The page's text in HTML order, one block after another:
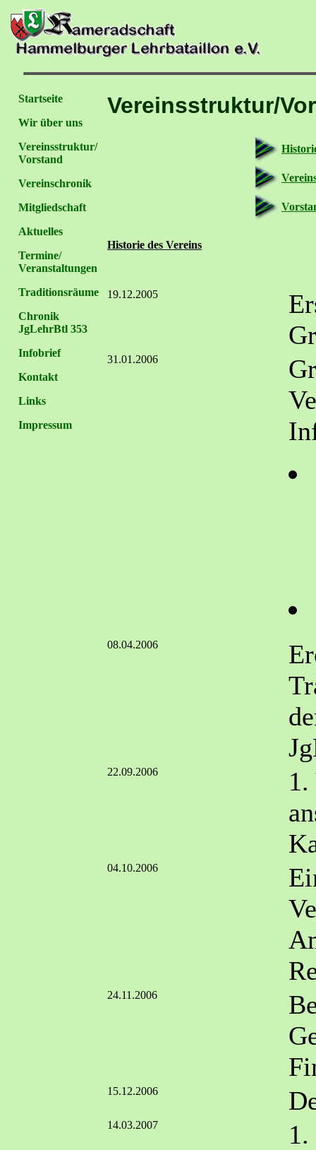
Startseite
Wir über uns
Vereinsstruktur/
Vorstand
Vereinschronik
Mitgliedschaft
Aktuelles
Termine/
Veranstaltungen
Traditionsräume
Chronik
JgLehrBtl 353
Infobrief
Kontakt
Links
Impressum
Vereinsstruktur/
Historie des Vereins
19.12.2005
31.01.2006
08.04.2006
22.09.2006
04.10.2006
24.11.2006
15.12.2006
14.03.2007 1.